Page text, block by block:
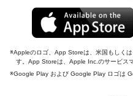
Appleのロゴ、App Storeは、米国もしく
す。App Storeは、Apple Inc.のサービス
Google Play および Google Play ロゴは